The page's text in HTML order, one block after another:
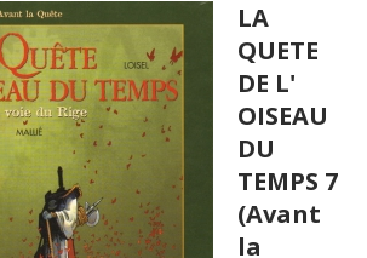
LA
QUETE
DE L'
OISEAU
DU
TEMPS 7
(Avant
la